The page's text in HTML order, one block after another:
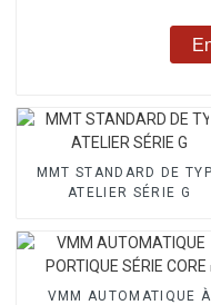
MMT STANDARD DE
ATELIER SÉRIE G
VMM AUTOMATIQUE À